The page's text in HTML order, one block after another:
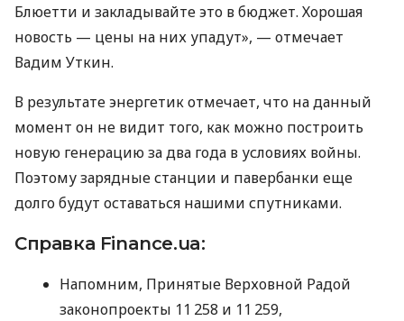
Блюетти и закладывайте это в бюджет. Хорошая
новость — цены на них упадут», — отмечает
Вадим Уткин.
В результате энергетик отмечает, что на данный
момент он не видит того, как можно построить
новую генерацию за два года в условиях войны.
Поэтому зарядные станции и павербанки еще
долго будут оставаться нашими спутниками.
Справка Finance.ua:
Напомним, Принятые Верховной Радой
законопроекты 11 258 и 11 259,